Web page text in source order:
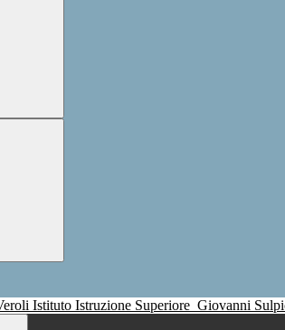
Istituto Istruzione Superiore Giovanni